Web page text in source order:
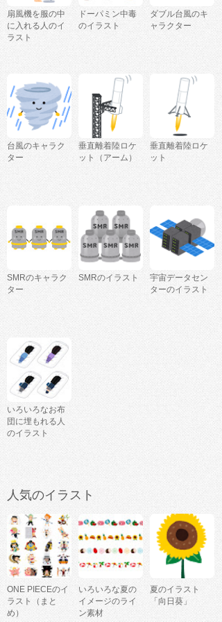
扇風機を服の中
に入れる人のイ
ラスト
ドーパミン中毒
のイラスト
ダブル台風のキ
ャラクター
台風のキャラク
ター
垂直離着陸ロケ
ット（アーム）
垂直離着陸ロケ
ット
SMRのキャラク
ター
SMRのイラスト
宇宙データセン
ターのイラスト
いろいろなお布
団に埋もれる人
のイラスト
人気のイラスト
ONE PIECEのイ
ラスト（まと
め）
いろいろな夏の
イメージのライ
ン素材
夏のイラスト
「向日葵」